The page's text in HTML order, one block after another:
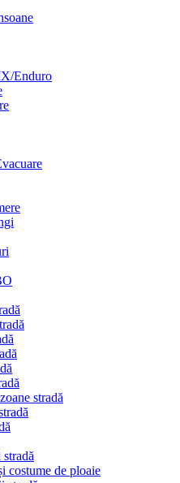
Enduro
stradă
costume de ploaie